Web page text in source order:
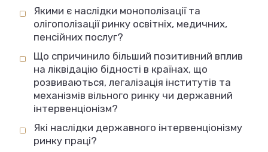
Якими є наслідки монополізації та
олігополізації ринку освітніх, медичних,
пенсійних послуг?
Що спричинило більший позитивний вплив
на ліквідацію бідності в країнах, що
розвиваються, легалізація інститутів та
механізмів вільного ринку чи державний
інтервенціонізм?
Які наслідки державного інтервенціонізму
ринку праці?